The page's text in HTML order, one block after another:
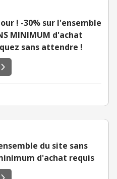
! -30% sur l'ensemble
MINIMUM d'achat
sans attendre !
du site sans
d'achat requis